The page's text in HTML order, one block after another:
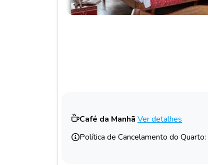
Café da Manhã Ver detalhes
Política de Cancelamento do Quarto: